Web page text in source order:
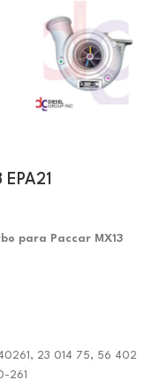
para Paccar MX13
23 014 75, 56 402
261